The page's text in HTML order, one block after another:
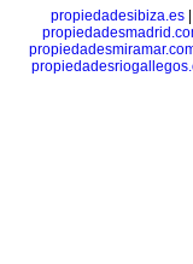
propiedadesibiza.es